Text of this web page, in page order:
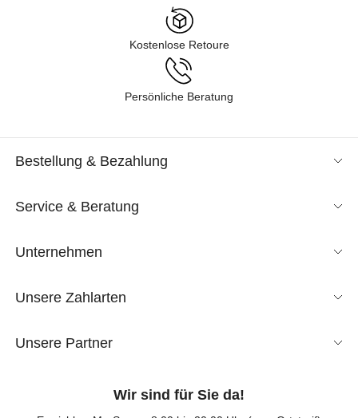
Kostenlose Retoure
Persönliche Beratung
Bestellung & Bezahlung
Service & Beratung
Unternehmen
Unsere Zahlarten
Unsere Partner
Wir sind für Sie da!